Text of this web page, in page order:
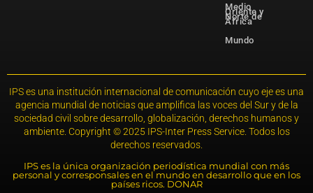
Medio
Oriente y
Norte de
África
Mundo
IPS es una institución internacional de comunicación cuyo eje es una
agencia mundial de noticias que amplifica las voces del Sur y de la
sociedad civil sobre desarrollo, globalización, derechos humanos y
ambiente. Copyright © 2025 IPS-Inter Press Service. Todos los
derechos reservados.
IPS es la única organización periodística mundial con más
personal y corresponsales en el mundo en desarrollo que en los
países ricos. DONAR